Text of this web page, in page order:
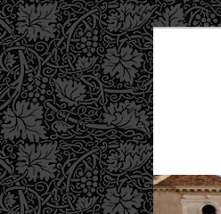
Spring
naar
de
primaire
inhoud